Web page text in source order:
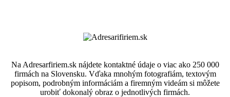
Na Adresarfiriem.sk nájdete kontaktné údaje o viac ako 250 000
firmách na Slovensku. Vďaka mnohým fotografiám, textovým
popisom, podrobným informáciám a firemným videám si môžete
urobiť dokonalý obraz o jednotlivých firmách.